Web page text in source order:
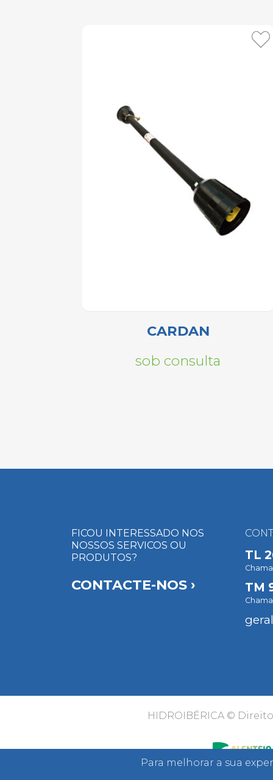
Cofinanciado
por:
CARDAN
sob consulta
FICOU INTERESSADO NOS
NOSSOS SERVICOS OU
PRODUTOS?
CONTACTE-NOS ›
TL
TM
HIDROIBÉRICA ©
Para melhorar a sua